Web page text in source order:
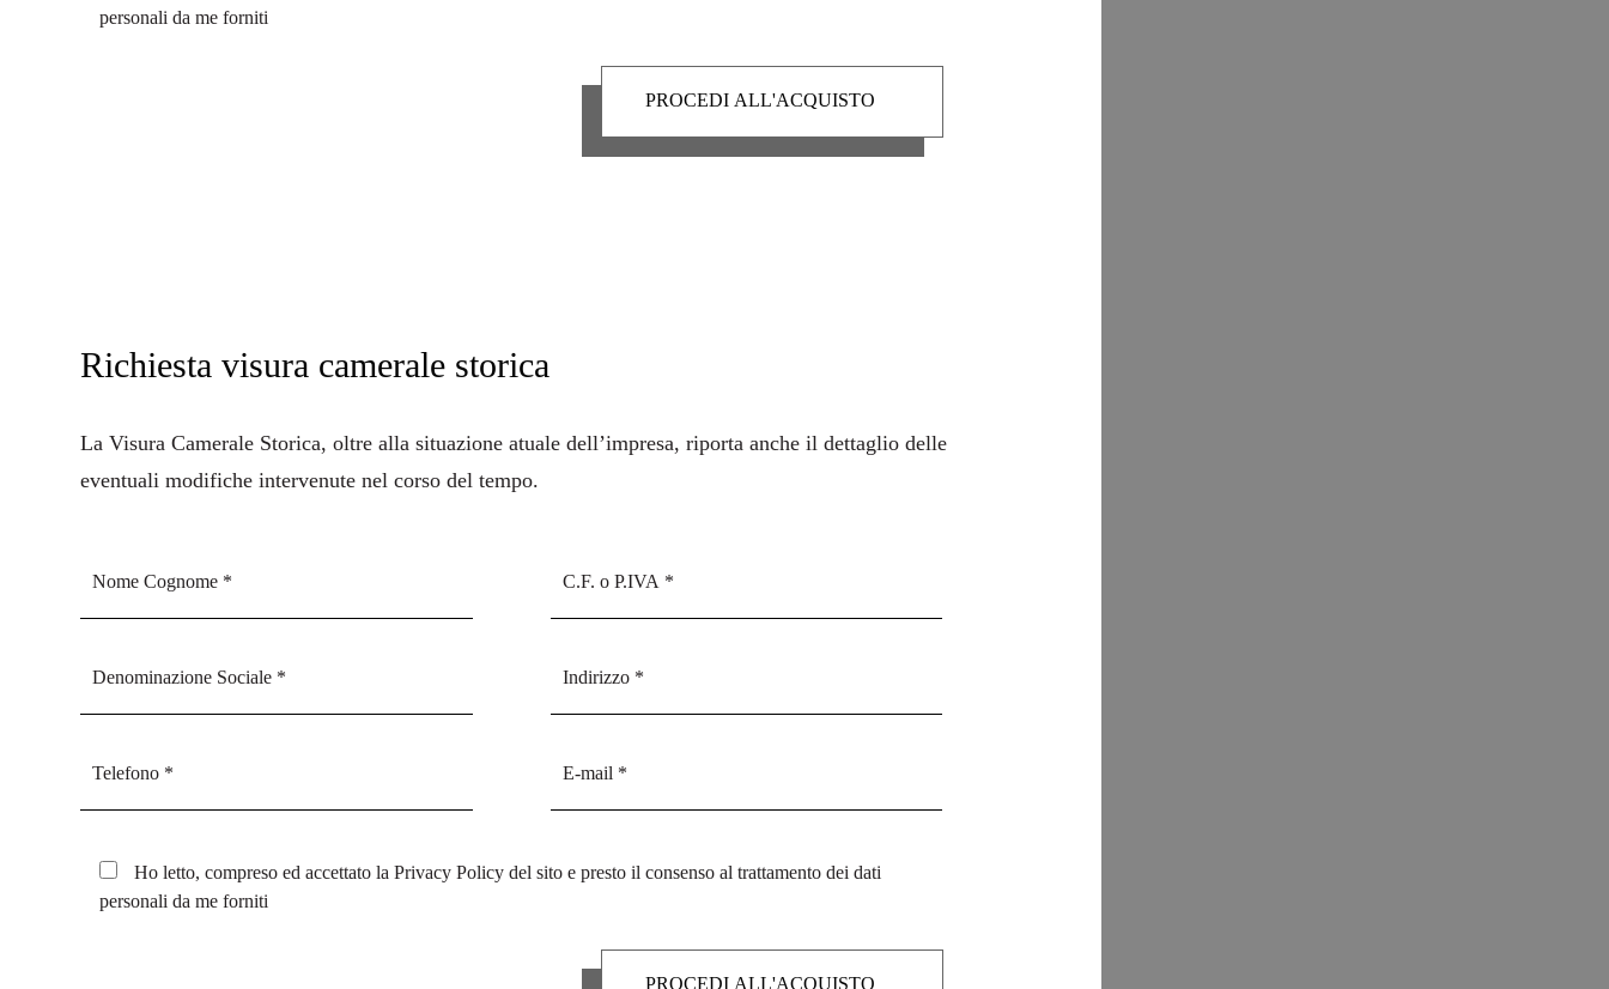
personali da me forniti
Richiesta visura camerale storica
La Visura Camerale Storica, oltre alla situazione atuale dell’impresa, riporta anche il dettaglio delle
eventuali modifiche intervenute nel corso del tempo.
Ho letto, compreso ed accettato la Privacy Policy del sito e presto il consenso al trattamento dei dati
personali da me forniti